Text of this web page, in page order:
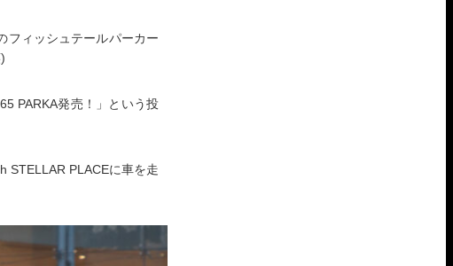
フィッシュテールパーカー
PARKA発売！」という投
STELLAR PLACEに車を走